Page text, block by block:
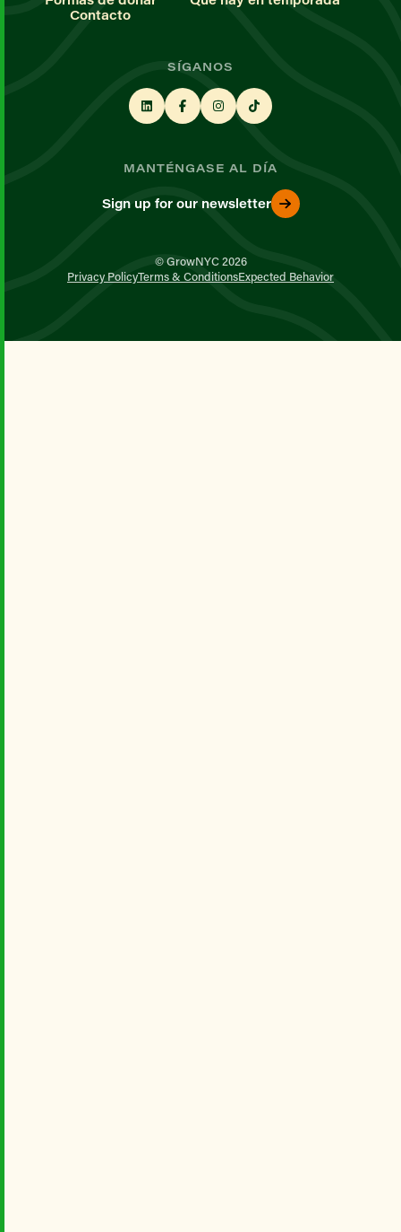
Contacto
SÍGANOS
MANTÉNGASE AL DÍA
Sign up for our newsletter
© GrowNYC 2026
Privacy PolicyTerms & ConditionsExpected Behavior